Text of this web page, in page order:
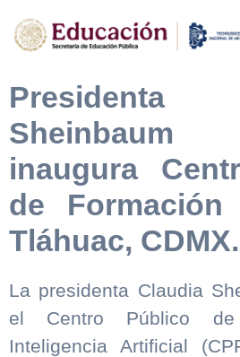
Presidenta
inaugura
de
Tláhuac, CDMX.
La presidenta Claudia
el Centro Público
Inteligencia Artificial